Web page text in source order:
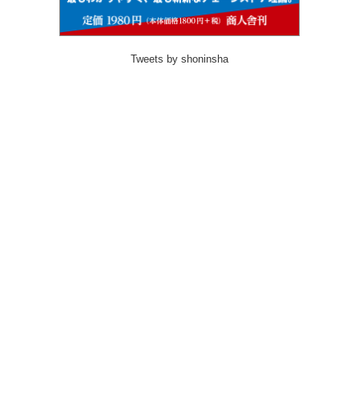
Tweets by shoninsha